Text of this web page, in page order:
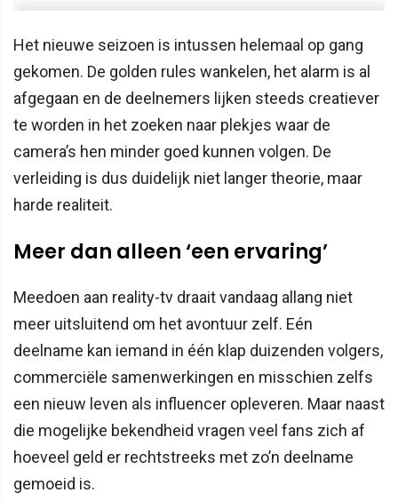
Het nieuwe seizoen is intussen helemaal op gang
gekomen. De golden rules wankelen, het alarm is al
afgegaan en de deelnemers lijken steeds creatiever
te worden in het zoeken naar plekjes waar de
camera’s hen minder goed kunnen volgen. De
verleiding is dus duidelijk niet langer theorie, maar
harde realiteit.
Meer dan alleen ‘een ervaring’
Meedoen aan reality-tv draait vandaag allang niet
meer uitsluitend om het avontuur zelf. Eén
deelname kan iemand in één klap duizenden volgers,
commerciële samenwerkingen en misschien zelfs
een nieuw leven als influencer opleveren. Maar naast
die mogelijke bekendheid vragen veel fans zich af
hoeveel geld er rechtstreeks met zo’n deelname
gemoeid is.